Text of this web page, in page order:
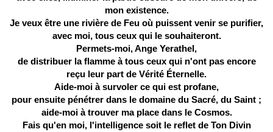
mon existence.
Je veux être une rivière de Feu où puissent venir se purifier,
avec moi, tous ceux qui le souhaiteront.
Permets-moi, Ange Yerathel,
de distribuer la flamme à tous ceux qui n'ont pas encore
reçu leur part de Vérité Éternelle.
Aide-moi à survoler ce qui est profane,
pour ensuite pénétrer dans le domaine du Sacré, du Saint ;
aide-moi à trouver ma place dans le Cosmos.
Fais qu'en moi, l'intelligence soit le reflet de Ton Divin